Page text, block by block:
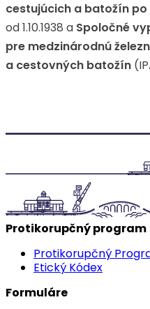
cestujúcich a batožín po
od 1.10.1938 a Spoločné
pre medzinárodnú
a cestovných batožín
Protikorupčný program
Protikorupčný
Etický Kódex
Formuláre